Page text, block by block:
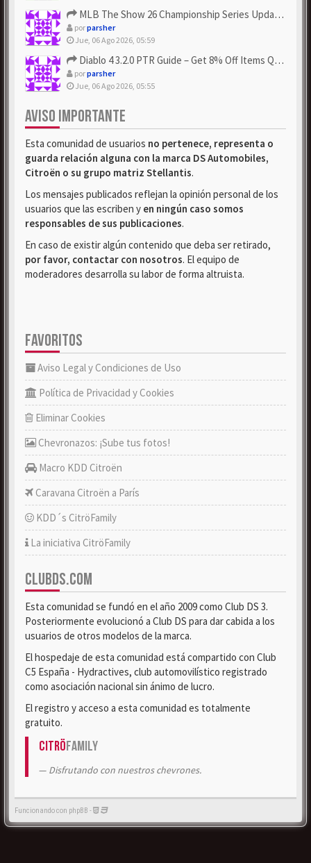
MLB The Show 26 Championship Series Update! Get Cheap & ...
porparsher
Jue, 06 Ago 2026, 05:59
Diablo 4 3.2.0 PTR Guide – Get 8% Off Items Quickly to Test ...
porparsher
Jue, 06 Ago 2026, 05:55
AVISO IMPORTANTE
Esta comunidad de usuarios no pertenece, representa o
guarda relación alguna con la marca DS Automobiles,
Citroën o su grupo matriz Stellantis.
Los mensajes publicados reflejan la opinión personal de los
usuarios que las escriben y en ningún caso somos
responsables de sus publicaciones.
En caso de existir algún contenido que deba ser retirado,
por favor, contactar con nosotros. El equipo de
moderadores desarrolla su labor de forma altruista.
FAVORITOS
Aviso Legal y Condiciones de Uso
Política de Privacidad y Cookies
Eliminar Cookies
Chevronazos: ¡Sube tus fotos!
Macro KDD Citroën
Caravana Citroën a París
KDD´s CitröFamily
La iniciativa CitröFamily
CLUBDS.COM
Esta comunidad se fundó en el año 2009 como Club DS 3.
Posteriormente evolucionó a Club DS para dar cabida a los
usuarios de otros modelos de la marca.
El hospedaje de esta comunidad está compartido con Club
C5 España - Hydractives, club automovilístico registrado
como asociación nacional sin ánimo de lucro.
El registro y acceso a esta comunidad es totalmente
gratuito.
CitröFamily
Disfrutando con nuestros chevrones.
Funcionando con phpBB -